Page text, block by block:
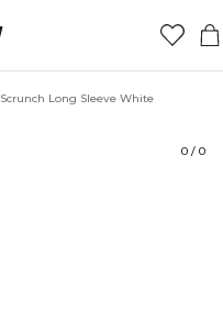
Scrunch Long Sleeve White
0 / 0